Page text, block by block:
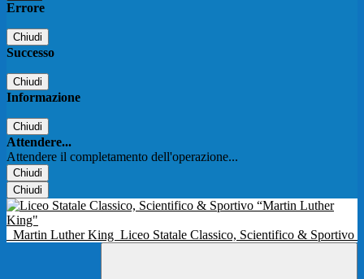
Errore
Chiudi
Successo
Chiudi
Informazione
Chiudi
Attendere...
Attendere il completamento dell'operazione...
Chiudi
Chiudi
Martin Luther King Liceo Statale Classico, Scientifico & Sportivo